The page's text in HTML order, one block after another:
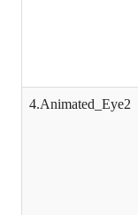
4.Animated_Eye2